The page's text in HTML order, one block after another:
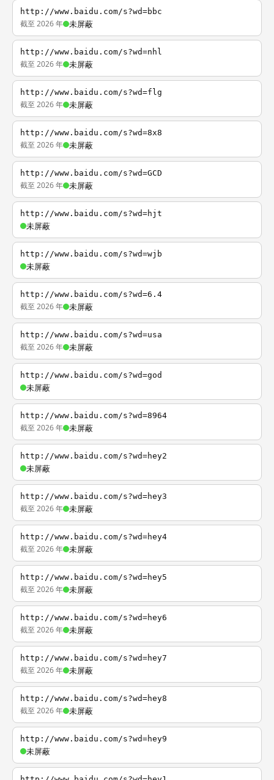
http://www.baidu.com/s?wd=bbc
截至 2026 年 未屏蔽
http://www.baidu.com/s?wd=nhl
截至 2026 年 未屏蔽
http://www.baidu.com/s?wd=flg
截至 2026 年 未屏蔽
http://www.baidu.com/s?wd=8x8
截至 2026 年 未屏蔽
http://www.baidu.com/s?wd=GCD
截至 2026 年 未屏蔽
http://www.baidu.com/s?wd=hjt
未屏蔽
http://www.baidu.com/s?wd=wjb
未屏蔽
http://www.baidu.com/s?wd=6.4
截至 2026 年 未屏蔽
http://www.baidu.com/s?wd=usa
截至 2026 年 未屏蔽
http://www.baidu.com/s?wd=god
未屏蔽
http://www.baidu.com/s?wd=8964
截至 2026 年 未屏蔽
http://www.baidu.com/s?wd=hey2
未屏蔽
http://www.baidu.com/s?wd=hey3
截至 2026 年 未屏蔽
http://www.baidu.com/s?wd=hey4
截至 2026 年 未屏蔽
http://www.baidu.com/s?wd=hey5
截至 2026 年 未屏蔽
http://www.baidu.com/s?wd=hey6
截至 2026 年 未屏蔽
http://www.baidu.com/s?wd=hey7
截至 2026 年 未屏蔽
http://www.baidu.com/s?wd=hey8
截至 2026 年 未屏蔽
http://www.baidu.com/s?wd=hey9
未屏蔽